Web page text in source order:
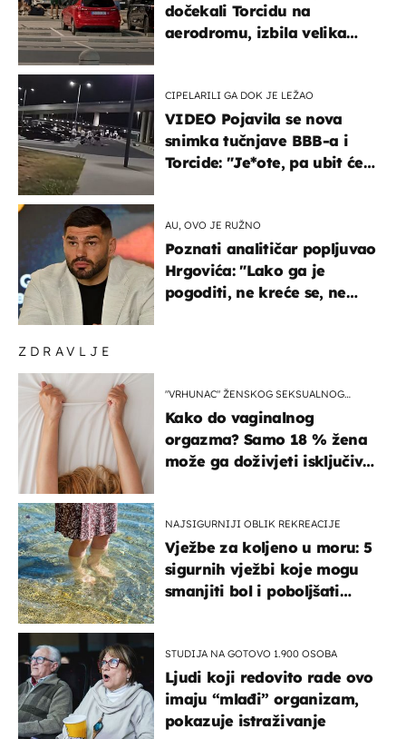
ZDRAVLJE
"VRHUNAC" ŽENSKOG SEKSUALNOG
Kako do vaginalnog
orgazma? Samo 18 % žena
može ga doživjeti isključivo
NAJSIGURNIJI OBLIK REKREACIJE
Vježbe za koljeno u moru: 5
sigurnih vježbi koje mogu
smanjiti bol i poboljšati
STUDIJA NA GOTOVO 1.900 OSOBA
Ljudi koji redovito rade ovo
imaju “mlađi” organizam,
pokazuje istraživanje
dočekali Torcidu na
aerodromu, izbila velika
CIPELARILI GA DOK JE LEŽAO
VIDEO Pojavila se nova
snimka tučnjave BBB-a i
Torcide: "Je*ote, pa ubit će
AU, OVO JE RUŽNO
Poznati analitičar popljuvao
Hrgovića: "Lako ga je
pogoditi, ne kreće se, ne